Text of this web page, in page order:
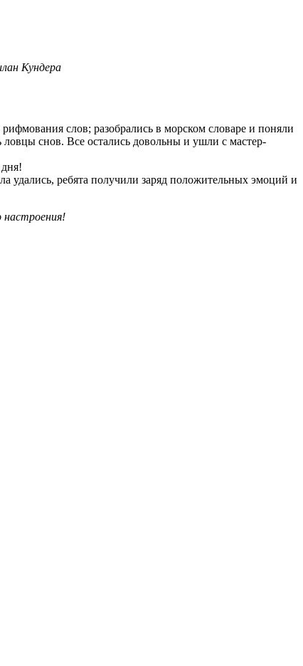
Кундера
слов; разобрались в морском словаре и поняли
снов. Все остались довольны и ушли с мастер-
ребята получили заряд положительных эмоций и
настроения!